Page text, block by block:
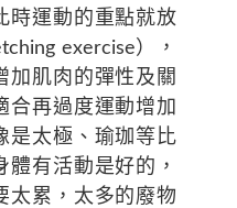
時運動的重點就放
exercise），
加肌肉的彈性及關
合再過度運動增加
是太極、瑜珈等比
有活動是好的，
太累，太多的廢物